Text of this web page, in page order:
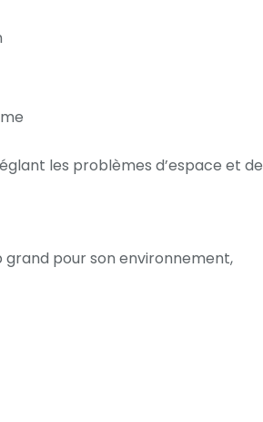
les problèmes d’espace et de
grand pour son environnement,